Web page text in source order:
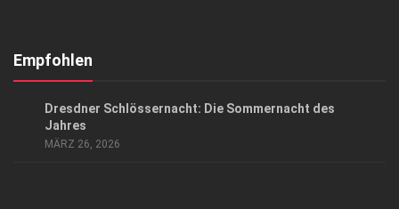
Kontakt, Impressum
Empfohlen
Dresdner Schlössernacht: Die Sommernacht des
Jahres
MÄRZ 26, 2026